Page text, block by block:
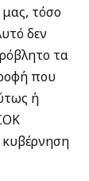
μας, τόσο
δεν
τα
που
ή